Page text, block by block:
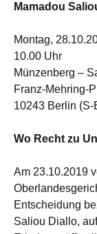
Mamadou
Montag,
10.00 Uhr
Münzenberg –
Franz-Mehring-
10243 Berlin (S-
Wo Recht zu
Am 23.10.2019
Entscheidung
Saliou Diallo,